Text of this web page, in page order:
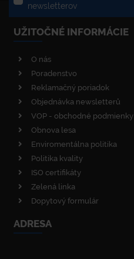
newsletterov
UŽITOČNÉ INFORMÁCIE
O nás
Poradenstvo
Reklamačný poriadok
Objednávka newsletterů
VOP - obchodné podmienky
Obnova lesa
Enviromentálna politika
Politika kvality
ISO certifikáty
Zelená linka
Dopytový formulár
ADRESA